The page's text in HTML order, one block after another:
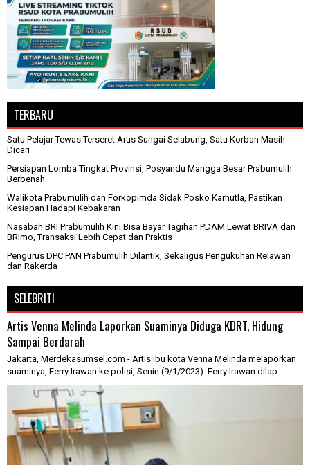
TERBARU
Satu Pelajar Tewas Terseret Arus Sungai Selabung, Satu Korban Masih
Dicari
Persiapan Lomba Tingkat Provinsi, Posyandu Mangga Besar Prabumulih
Berbenah
Walikota Prabumulih dan Forkopimda Sidak Posko Karhutla, Pastikan
Kesiapan Hadapi Kebakaran
Nasabah BRI Prabumulih Kini Bisa Bayar Tagihan PDAM Lewat BRIVA dan
BRImo, Transaksi Lebih Cepat dan Praktis
Pengurus DPC PAN Prabumulih Dilantik, Sekaligus Pengukuhan Relawan
dan Rakerda
SELEBRITI
Artis Venna Melinda Laporkan Suaminya Diduga KDRT, Hidung
Sampai Berdarah
Jakarta, Merdekasumsel.com - Artis ibu kota Venna Melinda melaporkan
suaminya, Ferry Irawan ke polisi, Senin (9/1/2023). Ferry Irawan dilap...